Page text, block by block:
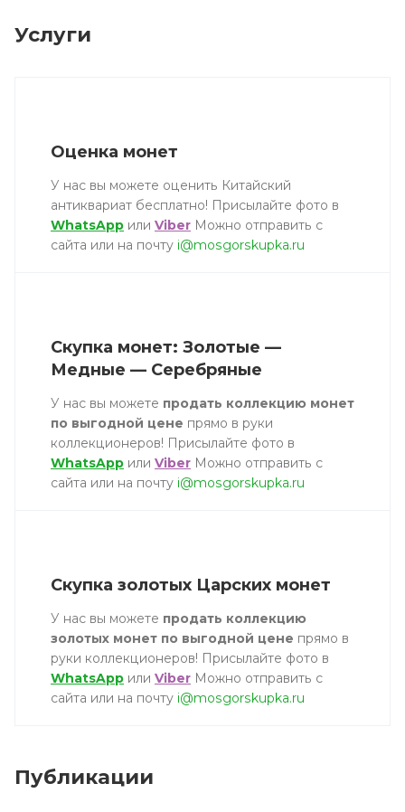
Услуги
Оценка монет
У нас вы можете оценить Китайский
антиквариат бесплатно! Присылайте фото в
WhatsApp или Viber Можно отправить с
сайта или на почту i@mosgorskupka.ru
Скупка монет: Золотые —
Медные — Серебряные
У нас вы можете продать коллекцию монет
по выгодной цене прямо в руки
коллекционеров! Присылайте фото в
WhatsApp или Viber Можно отправить с
сайта или на почту i@mosgorskupka.ru
Скупка золотых Царских монет
У нас вы можете продать коллекцию
золотых монет по выгодной цене прямо в
руки коллекционеров! Присылайте фото в
WhatsApp или Viber Можно отправить с
сайта или на почту i@mosgorskupka.ru
Публикации